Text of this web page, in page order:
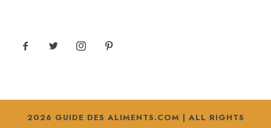
2026 GUIDE DES ALIMENTS.COM | ALL RIGHTS